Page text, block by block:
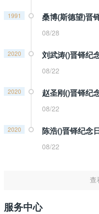
1991 桑博(斯德望)晋
08/28
2020 刘武涛()晋铎纪
08/22
2020 赵圣刚()晋铎纪
08/22
2020 陈浩()晋铎纪念
08/22
服务中心